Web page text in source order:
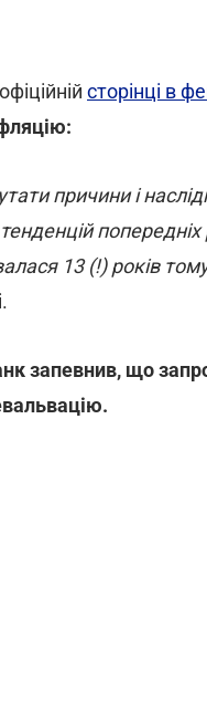
сторінці в
причини і
13 (!) років
запевнив, що